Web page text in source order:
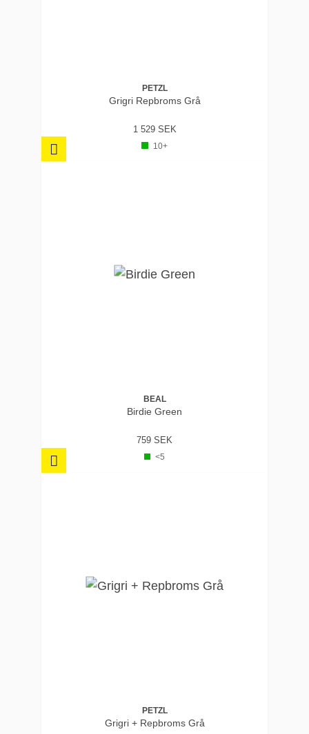
PETZL
Grigri Repbroms Grå
1 529 SEK
10+
BEAL
Birdie Green
759 SEK
<5
PETZL
Grigri + Repbroms Grå